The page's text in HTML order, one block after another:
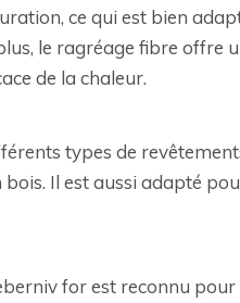
ce qui est bien
le ragréage fibre offre
de la chaleur.
types de
Il est aussi adapté
for est reconnu